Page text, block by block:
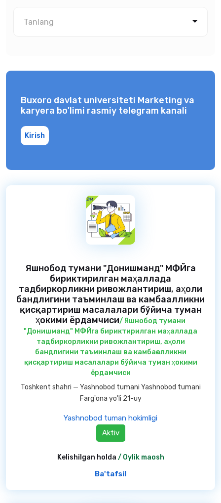
Tanlang
Buxoro davlat universiteti Marketing va
karyera bo'limi rasmiy telegram kanali
Kirish
Яшнобод тумани "Донишманд" МФЙга
бириктирилган маҳаллада
тадбиркорликни ривожлантириш, аҳоли
бандлигини таъминлаш ва камбағалликни
қисқартириш масалалари бўйича туман
ҳокими ёрдамчиси/ Яшнобод тумани
"Донишманд" МФЙга бириктирилган маҳаллада
тадбиркорликни ривожлантириш, аҳоли
бандлигини таъминлаш ва камбағалликни
қисқартириш масалалари бўйича туман ҳокими
ёрдамчиси
Toshkent shahri — Yashnobod tumani Yashnobod tumani
Farg'ona yo'li 21-uy
Yashnobod tuman hokimligi
Aktiv
Kelishilgan holda / Oylik maosh
Ba'tafsil